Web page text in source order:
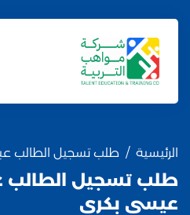
الرئيسية طلب تسجيل الطالب
طلب تسجيل الطالب
عيسى بكري